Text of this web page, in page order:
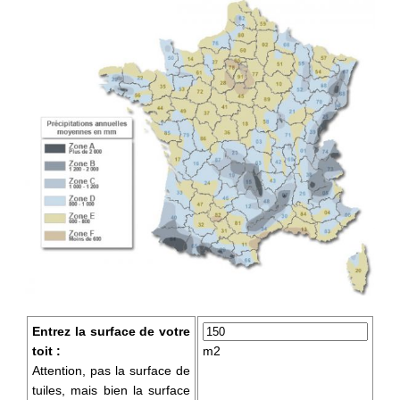
Entrez la surface de votre
toit :
Attention, pas la surface de
tuiles, mais bien la surface
m2